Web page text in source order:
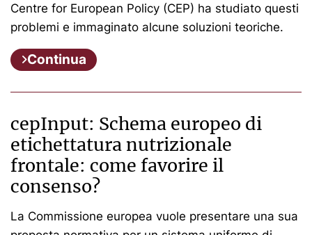
Centre for European Policy (CEP) ha studiato questi
problemi e immaginato alcune soluzioni teoriche.
Continua
cepInput: Schema europeo di
etichettatura nutrizionale
frontale: come favorire il
consenso?
La Commissione europea vuole presentare una sua